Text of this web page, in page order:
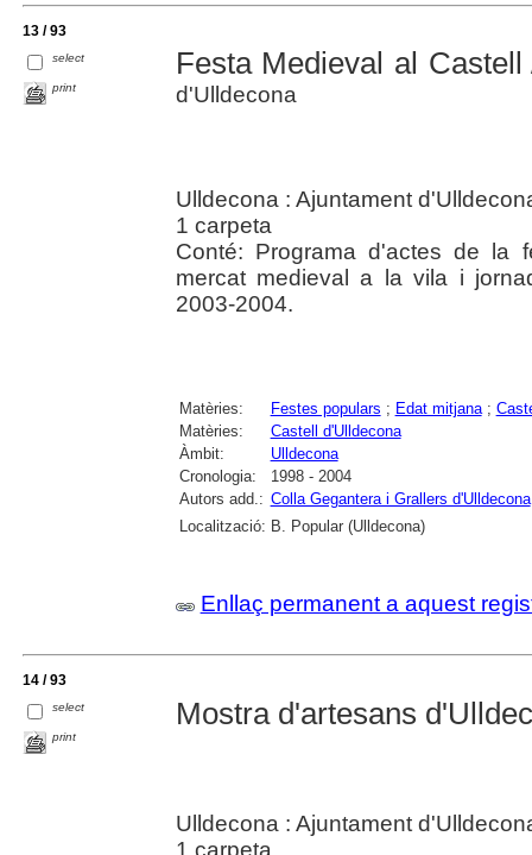
13 / 93
select
print
Festa Medieval al Castell
d'Ulldecona
Ulldecona : Ajuntament
1 carpeta
Conté: Programa d'actes de la
mercat medieval a la vila i
2003-2004.
Matèries: Festes populars ; Edat mitjana;
Matèries:
Castell d'Ulldecona
Àmbit:
Ulldecona
Cronologia:
1998 - 2004
Autors add.: Colla Gegantera i Grallers d'Ulldecona
Localització: B. Popular (Ulldecona)
Enllaç permanent a aquest
14 / 93
select
print
Mostra d'artesans
Ulldecona : Ajuntament
1 carpeta